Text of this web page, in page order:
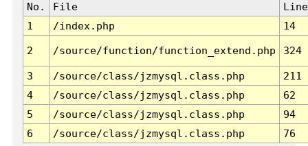
No. File
Line
1
/index.php 14
2 /source/function/function_extend.php 324
3 /source/class/jzmysql.class.php
211
4
/source/class/jzmysql.class.php
62
5
/source/class/jzmysql.class.php
94
6
/source/class/jzmysql.class.php 76